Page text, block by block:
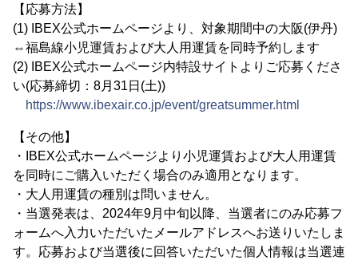
【応募方法】
(1) IBEX公式ホームページより、対象期間中の大阪(伊丹)
⇔福島線小児運賃および大人用運賃を同時予約します
(2) IBEX公式ホームページ内特設サイトよりご応募くださ
い(応募締切：8月31日(土))
https://www.ibexair.co.jp/event/greatsummer.html
【その他】
・IBEX公式ホームページより小児運賃および大人用運賃
を同時にご購入いただく場合のみ適用となります。
・大人用運賃の種別は問いません。
・当選発表は、2024年9月中旬以降、当選者にのみ応募フ
ォームへ入力いただいたメールアドレスへお送りいたしま
す。応募および当選後に回答いただいた個人情報は当選連